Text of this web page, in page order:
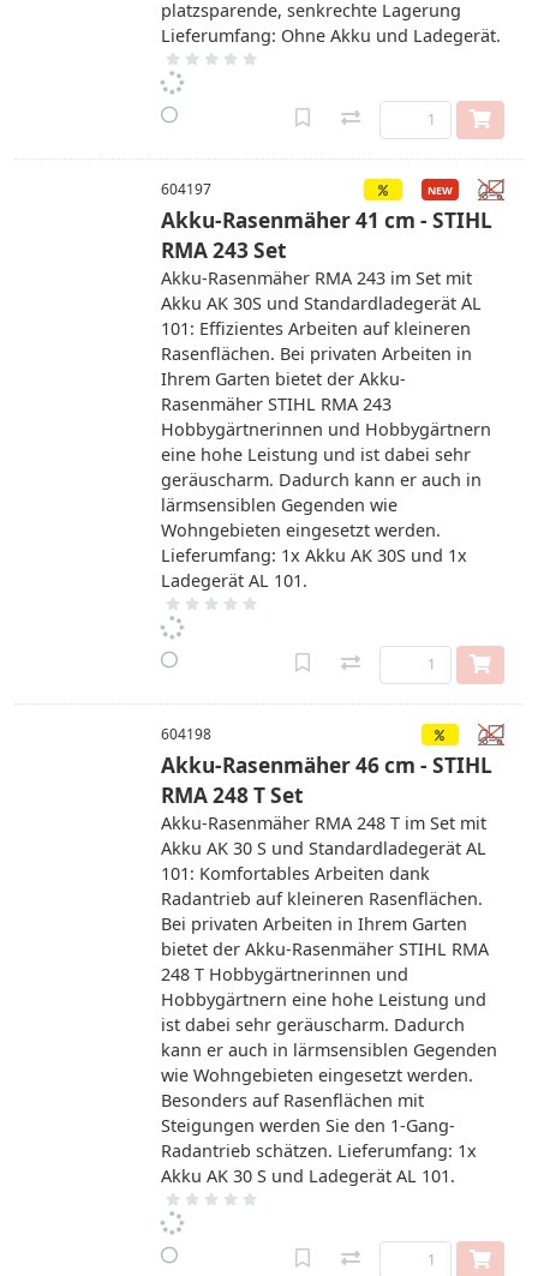
platzsparende, senkrechte Lagerung
Lieferumfang: Ohne Akku und Ladegerät.
604197
Akku-Rasenmäher 41 cm - STIHL
RMA 243 Set
Akku-Rasenmäher RMA 243 im Set mit
Akku AK 30S und Standardladegerät AL
101: Effizientes Arbeiten auf kleineren
Rasenflächen. Bei privaten Arbeiten in
Ihrem Garten bietet der Akku-
Rasenmäher STIHL RMA 243
Hobbygärtnerinnen und Hobbygärtnern
eine hohe Leistung und ist dabei sehr
geräuscharm. Dadurch kann er auch in
lärmsensiblen Gegenden wie
Wohngebieten eingesetzt werden.
Lieferumfang: 1x Akku AK 30S und 1x
Ladegerät AL 101.
604198
Akku-Rasenmäher 46 cm - STIHL
RMA 248 T Set
Akku-Rasenmäher RMA 248 T im Set mit
Akku AK 30 S und Standardladegerät AL
101: Komfortables Arbeiten dank
Radantrieb auf kleineren Rasenflächen.
Bei privaten Arbeiten in Ihrem Garten
bietet der Akku-Rasenmäher STIHL RMA
248 T Hobbygärtnerinnen und
Hobbygärtnern eine hohe Leistung und
ist dabei sehr geräuscharm. Dadurch
kann er auch in lärmsensiblen Gegenden
wie Wohngebieten eingesetzt werden.
Besonders auf Rasenflächen mit
Steigungen werden Sie den 1-Gang-
Radantrieb schätzen. Lieferumfang: 1x
Akku AK 30 S und Ladegerät AL 101.